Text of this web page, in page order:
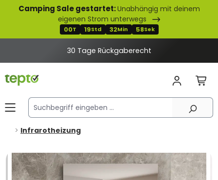
springen
Camping Sale gestartet:Unabhängig mit deinem
eigenen Strom unterwegs
00T 19Std 32Min 57Sek
30 Tage Rückgaberecht
Infrarotheizung
Bildergalerie überspringen